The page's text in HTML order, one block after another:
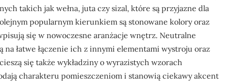
takich jak wełna, juta czy sizal, które są przyjazne dla
popularnym kierunkiem są stonowane kolory oraz
się w nowoczesne aranżacje wnętrz. Neutralne
łatwe łączenie ich z innymi elementami wystroju oraz
się także wykładziny o wyrazistych wzorach
charakteru pomieszczeniom i stanowią ciekawy akcent